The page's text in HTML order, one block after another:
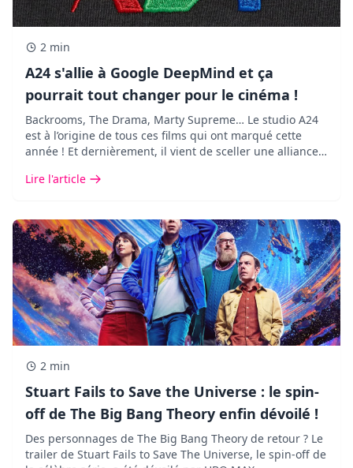
2 min
A24 s'allie à Google DeepMind et ça
pourrait tout changer pour le cinéma !
Backrooms, The Drama, Marty Supreme… Le studio A24
est à l’origine de tous ces films qui ont marqué cette
année ! Et dernièrement, il vient de sceller une alliance
Lire l'article
2 min
Stuart Fails to Save the Universe : le spin-
off de The Big Bang Theory enfin dévoilé !
Des personnages de The Big Bang Theory de retour ? Le
trailer de Stuart Fails to Save The Universe, le spin-off de